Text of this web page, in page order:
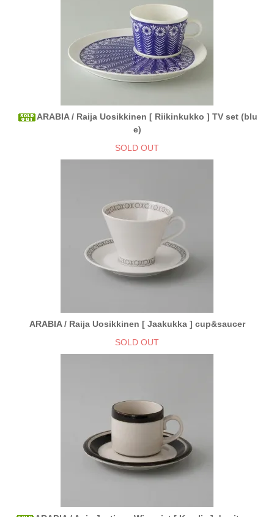
ARABIA / Raija Uosikkinen [ Riikinkukko ] TV set (blu
e)
SOLD OUT
ARABIA / Raija Uosikkinen [ Jaakukka ] cup&saucer
SOLD OUT